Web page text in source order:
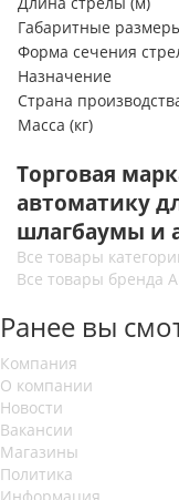
Габаритные
Форма сечения
Назначение
Страна
Масса (кг)
Торговая
автоматику
шлагбаумы и
Все товары
Все товары бренда
Ранее вы
Компания
О компании
Новости
Вакансии
Магазины
Политика